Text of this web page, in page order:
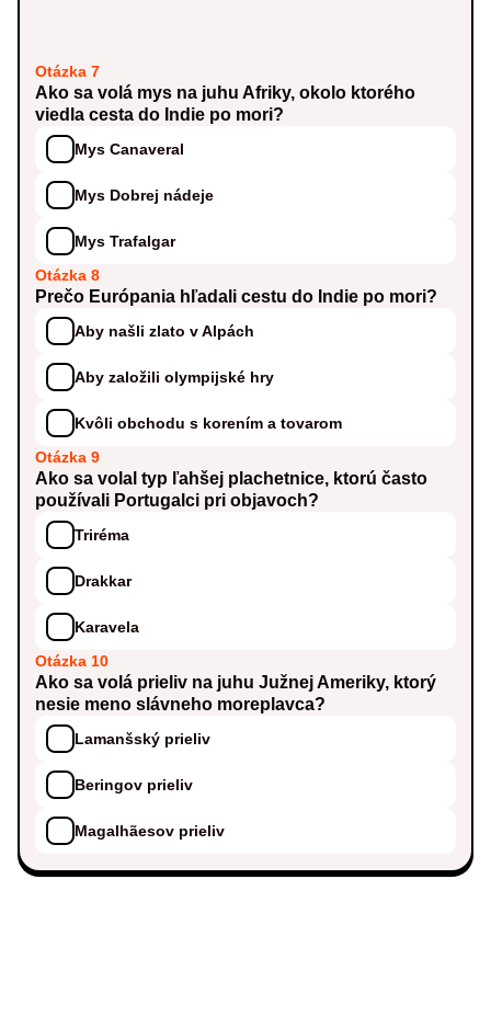
Otázka 7
Ako sa volá mys na juhu Afriky, okolo ktorého
viedla cesta do Indie po mori?
Mys Canaveral
Mys Dobrej nádeje
Mys Trafalgar
Otázka 8
Prečo Európania hľadali cestu do Indie po mori?
Aby našli zlato v Alpách
Aby založili olympijské hry
Kvôli obchodu s korením a tovarom
Otázka 9
Ako sa volal typ ľahšej plachetnice, ktorú často
používali Portugalci pri objavoch?
Triréma
Drakkar
Karavela
Otázka 10
Ako sa volá prieliv na juhu Južnej Ameriky, ktorý
nesie meno slávneho moreplavca?
Lamanšský prieliv
Beringov prieliv
Magalhãesov prieliv